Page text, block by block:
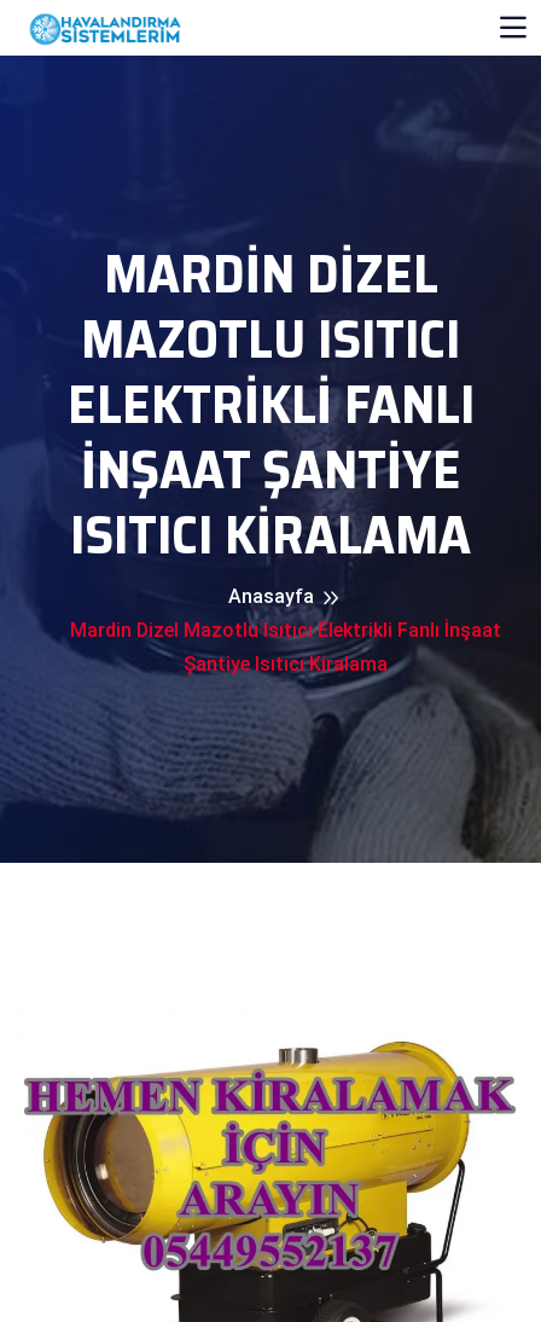
MARDIN DIZEL
MAZOTLU ISITICI
ELEKTRIKLI FANLI
İNŞAAT ŞANTIYE
ISITICI KIRALAMA
Anasayfa
Mardin Dizel Mazotlu Isıtıcı Elektrikli Fanlı İnşaat
Şantiye Isıtıcı Kiralama